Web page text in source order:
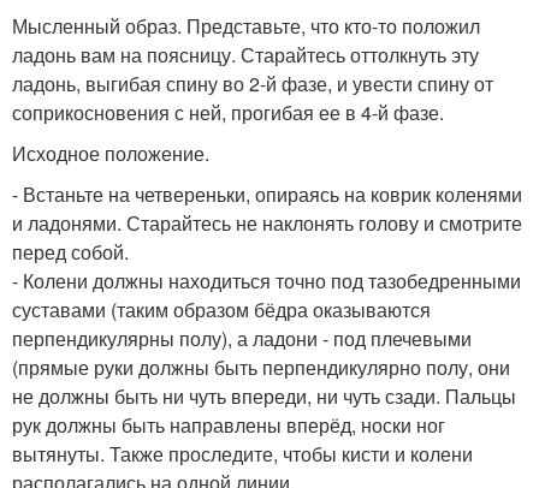
Мысленный образ. Представьте, что кто-то положил
ладонь вам на поясницу. Старайтесь оттолкнуть эту
ладонь, выгибая спину во 2-й фазе, и увести спину от
соприкосновения с ней, прогибая ее в 4-й фазе.
Исходное положение.
- Встаньте на четвереньки, опираясь на коврик коленями
и ладонями. Старайтесь не наклонять голову и смотрите
перед собой.
- Колени должны находиться точно под тазобедренными
суставами (таким образом бёдра оказываются
перпендикулярны полу), а ладони - под плечевыми
(прямые руки должны быть перпендикулярно полу, они
не должны быть ни чуть впереди, ни чуть сзади. Пальцы
рук должны быть направлены вперёд, носки ног
вытянуты. Также проследите, чтобы кисти и колени
располагались на одной линии.